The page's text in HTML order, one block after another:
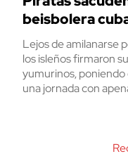
beisbolera
Lejos de amilanarse
los isleños firmaron
yumurinos, poniendo
una jornada con